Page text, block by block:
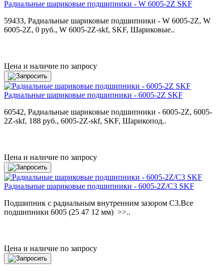
Радиальные шариковые подшипники - W 6005-2Z SKF
59433, Радиальные шариковые подшипники - W 6005-2Z, W
6005-2Z, 0 руб., W 6005-2Z-skf, SKF, Шариковые..
Цена и наличие по запросу
Радиальные шариковые подшипники - 6005-2Z SKF
60542, Радиальные шариковые подшипники - 6005-2Z, 6005-
2Z-skf, 188 руб., 6005-2Z-skf, SKF, Шарикопод..
Цена и наличие по запросу
Радиальные шариковые подшипники - 6005-2Z/C3 SKF
Подшипник с радиальным внутренним зазором C3.Все
подшипники 6005 (25 47 12 мм) >>..
Цена и наличие по запросу